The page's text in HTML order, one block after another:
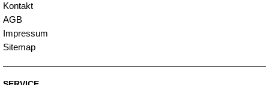
Kontakt
AGB
Impressum
Sitemap